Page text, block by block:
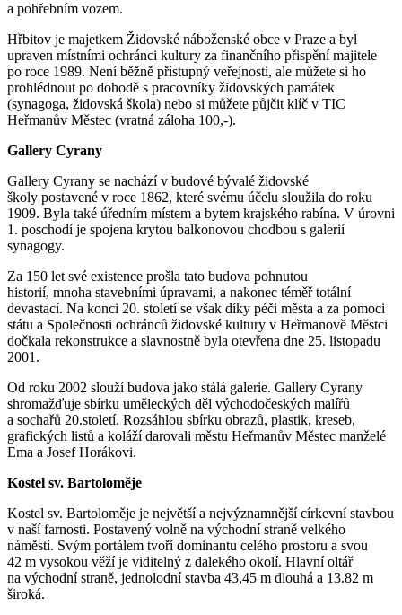
a pohřebním vozem.
Hřbitov je majetkem Židovské náboženské obce v Praze a byl
upraven místními ochránci kultury za finančního přispění majitele
po roce 1989. Není běžně přístupný veřejnosti, ale můžete si ho
prohlédnout po dohodě s pracovníky židovských památek
(synagoga, židovská škola) nebo si můžete půjčit klíč v TIC
Heřmanův Městec (vratná záloha 100,-).
Gallery Cyrany
Gallery Cyrany se nachází v budové bývalé židovské
školy postavené v roce 1862, které svému účelu sloužila do roku
1909. Byla také úředním místem a bytem krajského rabína. V úrovni
1. poschodí je spojena krytou balkonovou chodbou s galerií
synagogy.
Za 150 let své existence prošla tato budova pohnutou
historií, mnoha stavebními úpravami, a nakonec téměř totální
devastací. Na konci 20. století se však díky péči města a za pomoci
státu a Společnosti ochránců židovské kultury v Heřmanově Městci
dočkala rekonstrukce a slavnostně byla otevřena dne 25. listopadu
2001.
Od roku 2002 slouží budova jako stálá galerie. Gallery Cyrany
shromažďuje sbírku uměleckých děl východočeských malířů
a sochařů 20.století. Rozsáhlou sbírku obrazů, plastik, kreseb,
grafických listů a koláží darovali městu Heřmanův Městec manželé
Ema a Josef Horákovi.
Kostel sv. Bartoloměje
Kostel sv. Bartoloměje je největší a nejvýznamnější církevní stavbou
v naší farnosti. Postavený volně na východní straně velkého
náměstí. Svým portálem tvoří dominantu celého prostoru a svou
42 m vysokou věží je viditelný z dalekého okolí. Hlavní oltář
na východní straně, jednolodní stavba 43,45 m dlouhá a 13.82 m
široká.